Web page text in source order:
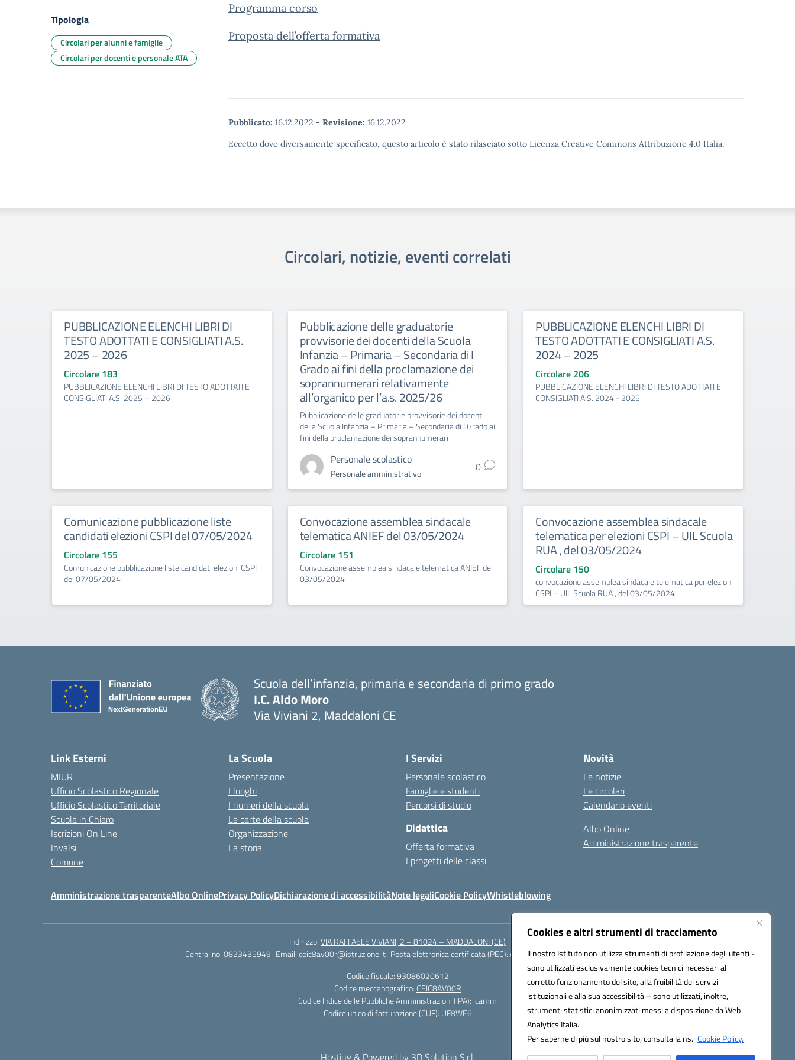
Cookies e altri strumenti di tracciamento
Il nostro Istituto non utilizza strumenti di profilazione degli utenti -
sono utilizzati esclusivamente cookies tecnici necessari al
corretto funzionamento del sito, alla fruibilità dei servizi
istituzionali e alla sua accessibilità – sono utilizzati, inoltre,
strumenti statistici anonimizzati messi a disposizione da Web
Analytics Italia.
Per saperne di più sul nostro sito, consulta la ns. Cookie Policy.
Programma corso
Proposta dell’offerta formativa
Pubblicato: 16.12.2022 - Revisione: 16.12.2022
Eccetto dove diversamente specificato, questo articolo è stato rilasciato sotto Licenza Creative Commons Attribuzione 4.0 Italia.
Tipologia
Circolari per alunni e famiglie
Circolari per docenti e personale ATA
Circolari, notizie, eventi correlati
PUBBLICAZIONE ELENCHI LIBRI DI
TESTO ADOTTATI E CONSIGLIATI A.S.
2025 – 2026
Circolare 183
PUBBLICAZIONE ELENCHI LIBRI DI TESTO ADOTTATI E
CONSIGLIATI A.S. 2025 – 2026
Pubblicazione delle graduatorie
provvisorie dei docenti della Scuola
Infanzia – Primaria – Secondaria di I
Grado ai fini della proclamazione dei
soprannumerari relativamente
all’organico per l’a.s. 2025/26
Pubblicazione delle graduatorie provvisorie dei docenti
della Scuola Infanzia – Primaria – Secondaria di I Grado ai
fini della proclamazione dei soprannumerari
Personale scolastico
Personale amministrativo 0
PUBBLICAZIONE ELENCHI LIBRI DI
TESTO ADOTTATI E CONSIGLIATI A.S.
2024 – 2025
Circolare 206
PUBBLICAZIONE ELENCHI LIBRI DI TESTO ADOTTATI E
CONSIGLIATI A.S. 2024 - 2025
Comunicazione pubblicazione liste
candidati elezioni CSPI del 07/05/2024
Circolare 155
Comunicazione pubblicazione liste candidati elezioni CSPI
del 07/05/2024
Convocazione assemblea sindacale
telematica ANIEF del 03/05/2024
Circolare 151
Convocazione assemblea sindacale telematica ANIEF del
03/05/2024
Convocazione assemblea sindacale
telematica per elezioni CSPI – UIL Scuola
RUA , del 03/05/2024
Circolare 150
convocazione assemblea sindacale telematica per elezioni
CSPI – UIL Scuola RUA , del 03/05/2024
Scuola dell’infanzia, primaria e secondaria di primo grado
I.C. Aldo Moro
Via Viviani 2, Maddaloni CE
Link Esterni
MIUR
Ufficio Scolastico Regionale
Ufficio Scolastico Territoriale
Scuola in Chiaro
Iscrizioni On Line
Invalsi
Comune
La Scuola
Presentazione
I luoghi
I numeri della scuola
Le carte della scuola
Organizzazione
La storia
I Servizi
Personale scolastico
Famiglie e studenti
Percorsi di studio
Didattica
Offerta formativa
I progetti delle classi
Novità
Le notizie
Le circolari
Calendario eventi
Albo Online
Amministrazione trasparente
Amministrazione trasparenteAlbo OnlinePrivacy PolicyDichiarazione di accessibilitàNote legaliCookie PolicyWhistleblowing
Indirizzo:VIA RAFFAELE VIVIANI, 2 – 81024 – MADDALONI (CE)
Centralino:0823435949 Email:ceic8av00r@istruzione.it Posta elettronica certificata (PEC):ceic8av00r@pec.istruzione.it
Codice fiscale: 93086020612
Codice meccanografico: CEIC8AV00R
Codice Indice delle Pubbliche Amministrazioni (IPA): icamm
Codice unico di fatturazione (CUF): UF8WE6
Hosting & Powered by 3D Solution S.r.l.